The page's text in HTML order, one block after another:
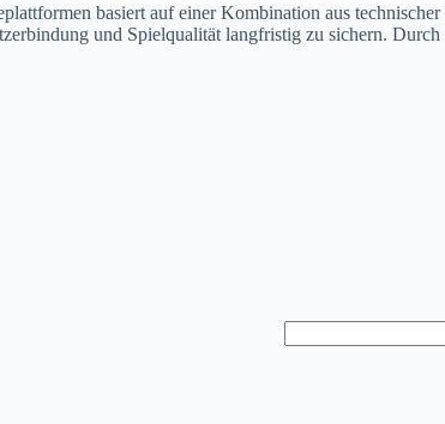
basiert auf einer Kombination aus
und Spielqualität langfristig zu sichern.